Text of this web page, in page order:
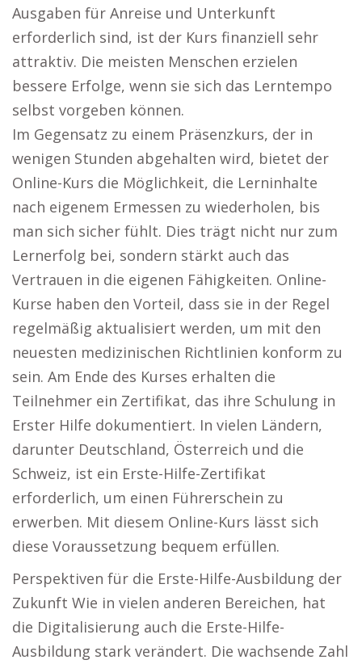
Ausgaben für Anreise und Unterkunft
erforderlich sind, ist der Kurs finanziell sehr
attraktiv. Die meisten Menschen erzielen
bessere Erfolge, wenn sie sich das Lerntempo
selbst vorgeben können.
Im Gegensatz zu einem Präsenzkurs, der in
wenigen Stunden abgehalten wird, bietet der
Online-Kurs die Möglichkeit, die Lerninhalte
nach eigenem Ermessen zu wiederholen, bis
man sich sicher fühlt. Dies trägt nicht nur zum
Lernerfolg bei, sondern stärkt auch das
Vertrauen in die eigenen Fähigkeiten. Online-
Kurse haben den Vorteil, dass sie in der Regel
regelmäßig aktualisiert werden, um mit den
neuesten medizinischen Richtlinien konform zu
sein. Am Ende des Kurses erhalten die
Teilnehmer ein Zertifikat, das ihre Schulung in
Erster Hilfe dokumentiert. In vielen Ländern,
darunter Deutschland, Österreich und die
Schweiz, ist ein Erste-Hilfe-Zertifikat
erforderlich, um einen Führerschein zu
erwerben. Mit diesem Online-Kurs lässt sich
diese Voraussetzung bequem erfüllen.
Perspektiven für die Erste-Hilfe-Ausbildung der
Zukunft Wie in vielen anderen Bereichen, hat
die Digitalisierung auch die Erste-Hilfe-
Ausbildung stark verändert. Die wachsende Zahl